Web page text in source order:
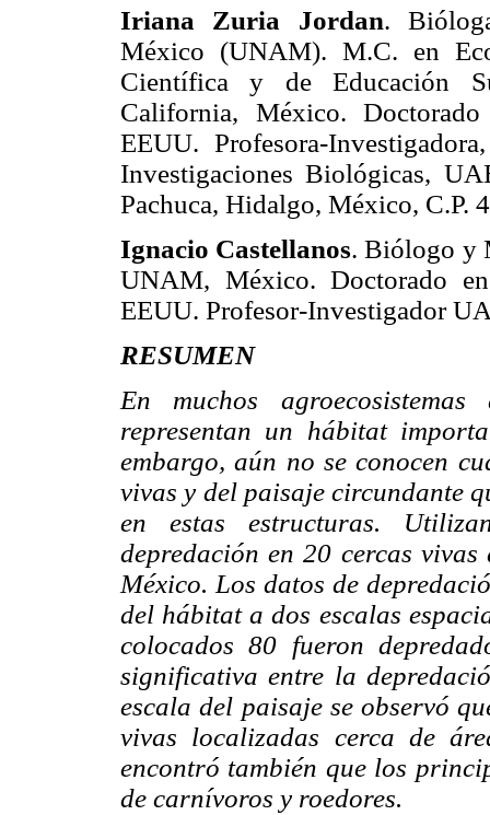
Iriana Zuria Jordan.
México (UNAM). M.C. en
Científica y de Educación
California, México.
EEUU. Profesora-
Investigaciones Biológicas,
Pachuca, Hidalgo, México, C.P.
Ignacio Castellanos. Biólogo y
UNAM, México. Doctorado
EEUU. Profesor-Investigador
RESUMEN
En muchos
representan un hábitat
embargo, aún no se conocen
vivas y del paisaje circundante
en estas estructuras.
depredación en 20 cercas
México. Los datos de
del hábitat a dos escalas
colocados 80 fueron
significativa entre la
escala del paisaje se observó
vivas localizadas cerca de
encontró también que los
de carnívoros y roedores.